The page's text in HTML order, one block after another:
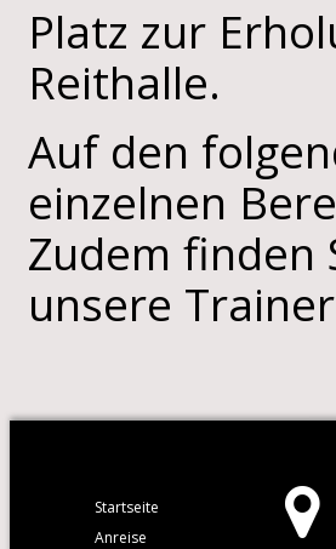
Platz zur
Reithalle.
Auf den
einzelnen
Zudem finden
unsere
Startseite
Anreise